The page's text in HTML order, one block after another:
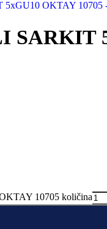
SARKIT
10705 količina